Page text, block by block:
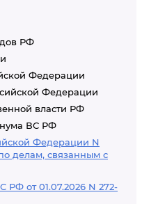
РФ
Федерации
Федерации
власти РФ
ВС РФ
Федерации N
делам, связанным с
от 01.07.2026 N 272-